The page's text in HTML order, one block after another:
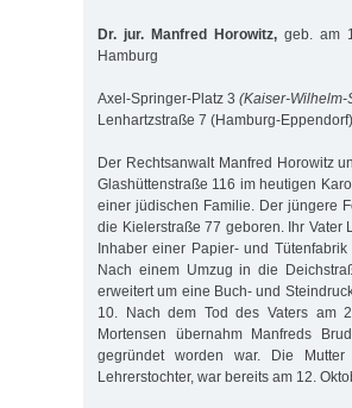
Dr. jur. Manfred Horowitz,geb. am
Hamburg
Axel-Springer-Platz 3 (Kaiser-Wilhelm-
Lenhartzstraße 7 (Hamburg-Eppendorf)
Der Rechtsanwalt Manfred Horowitz
Glashüttenstraße 116 im heutigen
einer jüdischen Familie. Der jüngere
die Kielerstraße 77 geboren. Ihr Vater
Inhaber einer Papier- und
Nach einem Umzug in die
erweitert um eine Buch- und
10. Nach dem Tod des Vaters am
Mortensen übernahm Manfreds
gegründet worden war. Die
Lehrerstochter, war bereits am 12.